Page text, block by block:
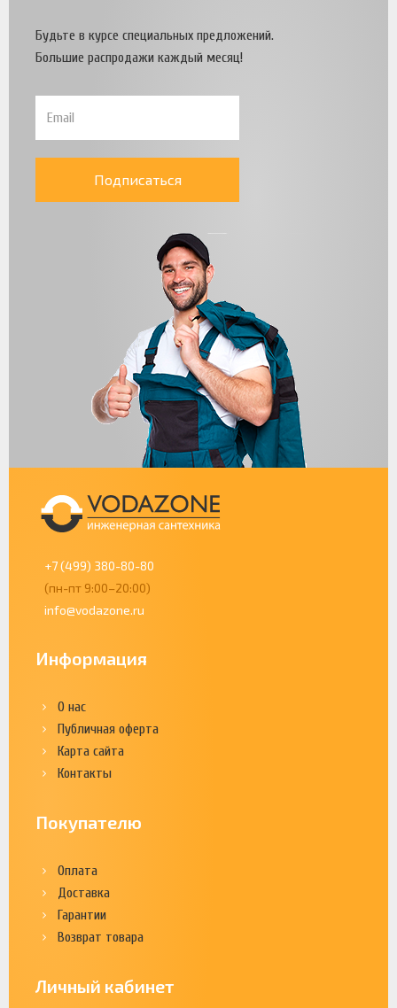
Будьте в курсе специальных предложений.
Большие распродажи каждый месяц!
Подписаться
+7 (499) 380-80-80
(пн-пт 9:00–20:00)
info@vodazone.ru
Информация
О нас
Публичная оферта
Карта сайта
Контакты
Покупателю
Оплата
Доставка
Гарантии
Возврат товара
Личный кабинет